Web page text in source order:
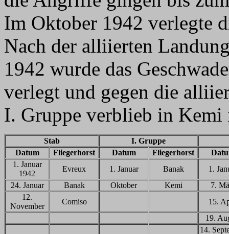
Im Oktober 1942 verlegte
Nach der alliierten
1942 wurde das
verlegt und gegen die
I. Gruppe verblieb in
Stab
I. Gruppe
Datum
Fliegerhorst Datum Fliegerhorst
1. Januar
1942
Evreux 1. Januar Banak
1.
24. Januar
Banak Oktober Kemi
7.
12.
November
Comiso
15.
19.
14.